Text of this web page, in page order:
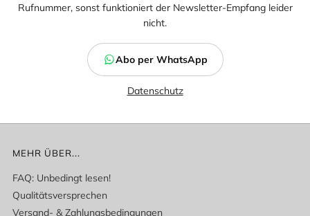
Rufnummer, sonst funktioniert der Newsletter-Empfang leider
nicht.
Abo per WhatsApp
Datenschutz
MEHR ÜBER...
FAQ: Unbedingt lesen!
Qualitätsversprechen
Versand- & Zahlungsbedingungen